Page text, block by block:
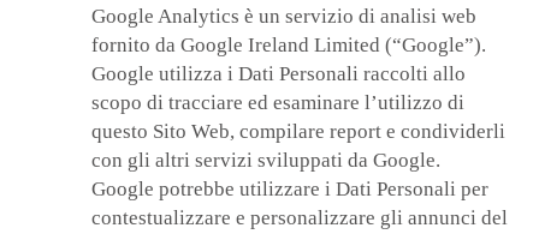
Google Analytics è un servizio di analisi web
fornito da Google Ireland Limited (“Google”).
Google utilizza i Dati Personali raccolti allo
scopo di tracciare ed esaminare l’utilizzo di
questo Sito Web, compilare report e condividerli
con gli altri servizi sviluppati da Google.
Google potrebbe utilizzare i Dati Personali per
contestualizzare e personalizzare gli annunci del